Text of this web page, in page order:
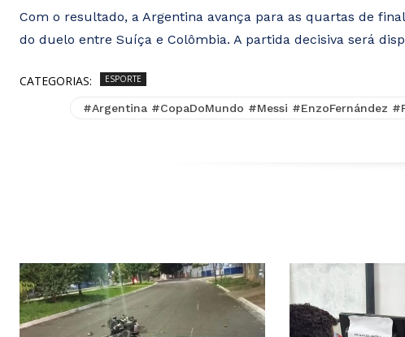
Com o resultado, a Argentina avança para as quartas de
do duelo entre Suíça e Colômbia. A partida decisiva será
CATEGORIAS: ESPORTE
#Argentina #CopaDoMundo #Messi #EnzoFernández